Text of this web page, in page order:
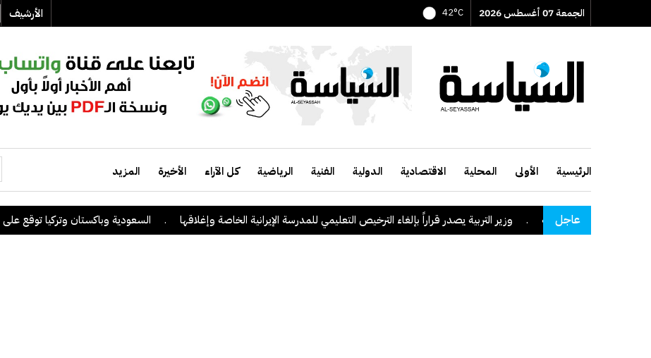
الجمعة 07 أغسطس 2026 42°C الأرشيف
الرئيسية الأولى المحلية الاقتصادية الدولية الفنية الرياضية كل الآراء الأخيرة المزيد
عاجلنجران السعودية وزير التربية يصدر قراراً بإلغاء الترخيص التعليمي للمدرسة الإيرانية الخاصة وإغلاقها . السعودية وباكستان وتركيا توقع على